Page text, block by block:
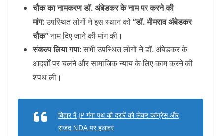
चौक का नामकरण डॉ. अंबेडकर के नाम पर करने की
मांग:उपस्थित लोगों ने इस स्थान को“डॉ. भीमराव अंबेडकर
चौक”नाम दिए जाने की मांग की।
संकल्प लिया गया:सभी उपस्थित लोगों ने डॉ. अंबेडकर के
आदर्शों पर चलने और सामाजिक न्याय के लिए काम करने की
शपथ ली।
बिहार में JP गंगा पथ की दरारें को लेकर कांग्रेस और
राजद NDA पर हलावर